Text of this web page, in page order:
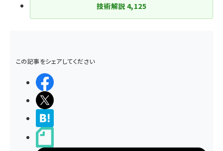
技術解説 4,125
この記事をシェアしてください